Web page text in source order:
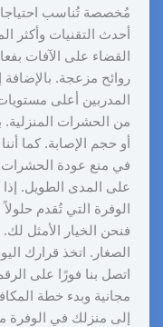
مُخصصة تُناسب
أحدث التقنيات وأكثر
القضاء على الآفات
روائح مزعجة. بالإضافة
المدربين أعلى
من الحشرات
أو حجم الإصابة. كما
في منع عودة الحشرات
على المدى الطويل.
الوفرة التي تُقدم
فنحن الخيار الأمثل
الصغار. اتخذ قرارك
مجانية وبدء خطة
إلى منزلك في الوفرة